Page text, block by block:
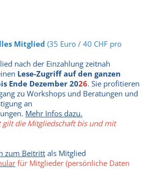
Mitglied (35 Euro / 40 CHF pro
nach der Einzahlung zeitnah
Lese-Zugriff auf den ganzen
Ende Dezember 2026. Sie profitieren
zu Workshops und Beratungen und
an
Mehr Infos dazu.
die Mitgliedschaft bis und mit
zum Beitrittals Mitglied
für Mitglieder (persönliche Daten